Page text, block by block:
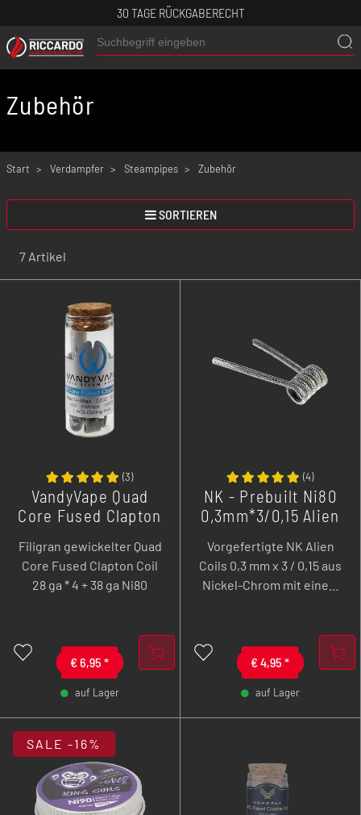
30 TAGE RÜCKGABERECHT
Zubehör
Start Verdampfer Steampipes Zubehör
SORTIEREN
7 Artikel
- +
€ 6,95 *
auf Lager
(3)
VandyVape Quad
Core Fused Clapton
Ni80
Filigran gewickelter Quad
Core Fused Clapton Coil
28 ga * 4 + 38 ga Ni80
- +
€ 4,95 *
auf Lager
(4)
NK - Prebuilt Ni80
0,3mm*3/0,15 Alien
Vorgefertigte NK Alien
Coils 0,3 mm x 3 / 0,15 aus
Nickel-Chrom mit einem
SALE -16%